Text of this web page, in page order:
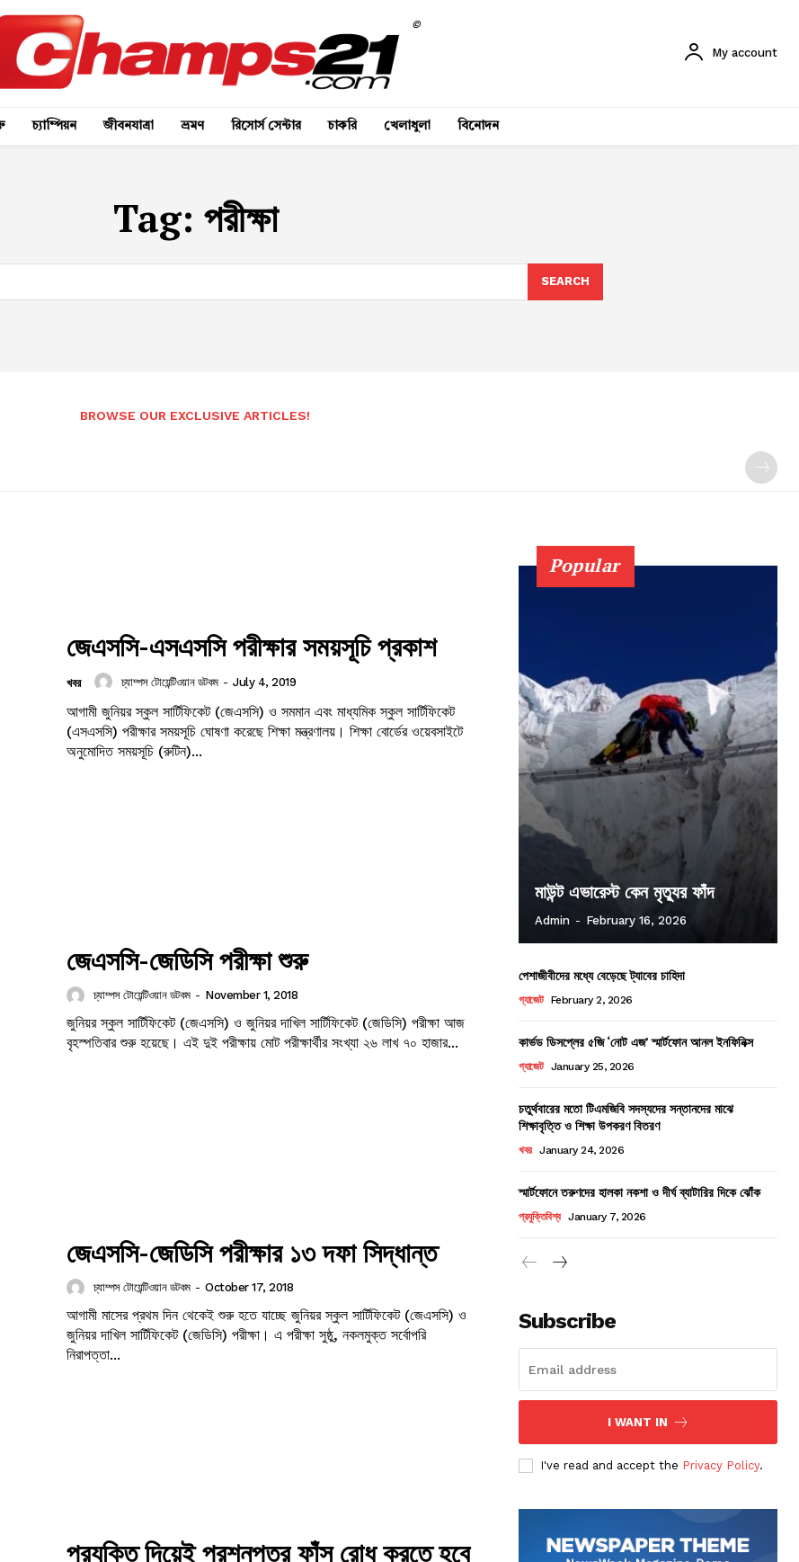
Company
About
Contact us
Subscription Plans
©
My account
চ্যাম্পিয়ন জীবনযাত্রা ভ্রমণ রিসোর্স সেন্টার চাকরি খেলাধুলা বিনোদন
Tag: পরীক্ষা
SEARCH
BROWSE OUR EXCLUSIVE ARTICLES!
জেএসসি-এসএসসি পরীক্ষার সময়সূচি প্রকাশ
খবর চ্যাম্পস টোয়েন্টিওয়ান ডটকম - July 4, 2019
আগামী জুনিয়র স্কুল সার্টিফিকেট (জেএসসি) ও সমমান এবং মাধ্যমিক স্কুল সার্টিফিকেট
(এসএসসি) পরীক্ষার সময়সূচি ঘোষণা করেছে শিক্ষা মন্ত্রণালয়। শিক্ষা বোর্ডের ওয়েবসাইটে
অনুমোদিত সময়সূচি (রুটিন)...
জেএসসি-জেডিসি পরীক্ষা শুরু
চ্যাম্পস টোয়েন্টিওয়ান ডটকম - November 1, 2018
জুনিয়র স্কুল সার্টিফিকেট (জেএসসি) ও জুনিয়র দাখিল সার্টিফিকেট (জেডিসি) পরীক্ষা আজ
বৃহস্পতিবার শুরু হয়েছে। এই দুই পরীক্ষায় মোট পরীক্ষার্থীর সংখ্যা ২৬ লাখ ৭০ হাজার...
জেএসসি-জেডিসি পরীক্ষার ১৩ দফা সিদ্ধান্ত
চ্যাম্পস টোয়েন্টিওয়ান ডটকম - October 17, 2018
আগামী মাসের প্রথম দিন থেকেই শুরু হতে যাচ্ছে জুনিয়র স্কুল সার্টিফিকেট (জেএসসি) ও
জুনিয়র দাখিল সার্টিফিকেট (জেডিসি) পরীক্ষা। এ পরীক্ষা সুষ্ঠু, নকলমুক্ত সর্বোপরি
নিরাপত্তা...
প্রযুক্তি দিয়েই প্রশ্নপত্র ফাঁস রোধ করতে হবে
Popular
মাউন্ট এভারেস্ট কেন মৃত্যুর ফাঁদ
Admin - February 16, 2026
পেশাজীবীদের মধ্যে বেড়েছে ট্যাবের চাহিদা
গ্যাজেট February 2, 2026
কার্ভড ডিসপ্লের ৫জি ‘নোট এজ’ স্মার্টফোন আনল ইনফিনিক্স
গ্যাজেট January 25, 2026
চতুর্থবারের মতো টিএমজিবি সদস্যদের সন্তানদের মাঝে
শিক্ষাবৃত্তি ও শিক্ষা উপকরণ বিতরণ
খবর January 24, 2026
স্মার্টফোনে তরুণদের হালকা নকশা ও দীর্ঘ ব্যাটারির দিকে ঝোঁক
প্রযুক্তিবিশ্ব January 7, 2026
Subscribe
I WANT IN
I've read and accept the Privacy Policy.